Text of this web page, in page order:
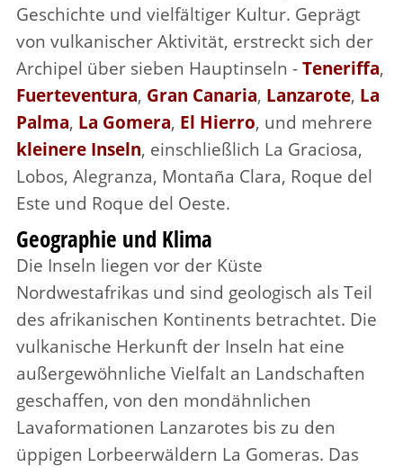
Geschichte und vielfältiger Kultur. Geprägt
von vulkanischer Aktivität, erstreckt sich der
Archipel über sieben Hauptinseln -Teneriffa,
Fuerteventura, Gran Canaria, Lanzarote, La
Palma, La Gomera, El Hierro, und mehrere
kleinere Inseln, einschließlich La Graciosa,
Lobos, Alegranza, Montaña Clara, Roque del
Este und Roque del Oeste.
Geographie und Klima
Die Inseln liegen vor der Küste
Nordwestafrikas und sind geologisch als Teil
des afrikanischen Kontinents betrachtet. Die
vulkanische Herkunft der Inseln hat eine
außergewöhnliche Vielfalt an Landschaften
geschaffen, von den mondähnlichen
Lavaformationen Lanzarotes bis zu den
üppigen Lorbeerwäldern La Gomeras. Das